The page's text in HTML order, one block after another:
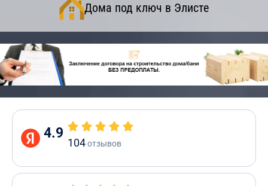
Дома под ключ в Элисте
4.9
104отзывов